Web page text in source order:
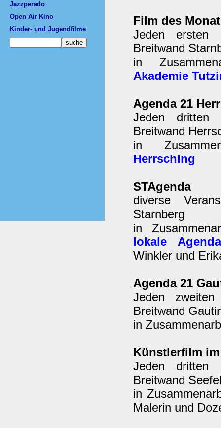
Jazzperado
Open Air Kino
Kinder- und Jugendfilme
Film des
Jeden ersten
Breitwand
in
Akademie
Agenda 21
Jeden dritten
Breitwand
in
Herrsching
STAgenda
diverse
Starnberg
in
lokale
Winkler und
Agenda 21
Jeden
Breitwand
in
Künstlerfilm
Jeden dritten
Breitwand
in
Malerin und